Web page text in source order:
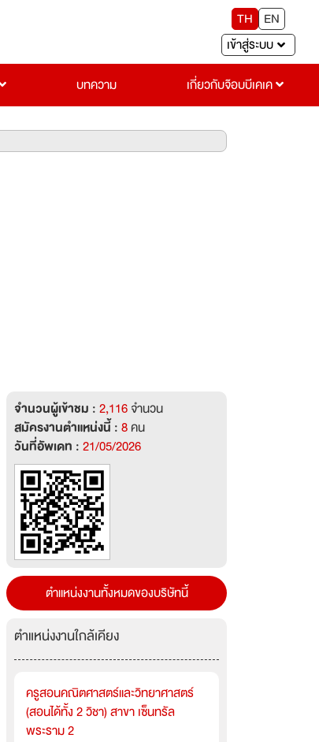
TH
EN
เข้าสู่ระบบ
บทความ เกี่ยวกับจ๊อบบีเคเค
จำนวนผู้เข้าชม :2,116จำนวน
สมัครงานตำแหน่งนี้ :8คน
วันที่อัพเดท :21/05/2026
ตำแหน่งงานทั้งหมดของบริษัทนี้
ตำแหน่งงานใกล้เคียง
ครูสอนคณิตศาสตร์และวิทยาศาสตร์
(สอนได้ทั้ง 2 วิชา) สาขา เซ็นทรัล
พระราม 2